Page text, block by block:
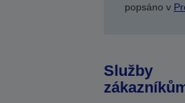
popsáno v
Služby